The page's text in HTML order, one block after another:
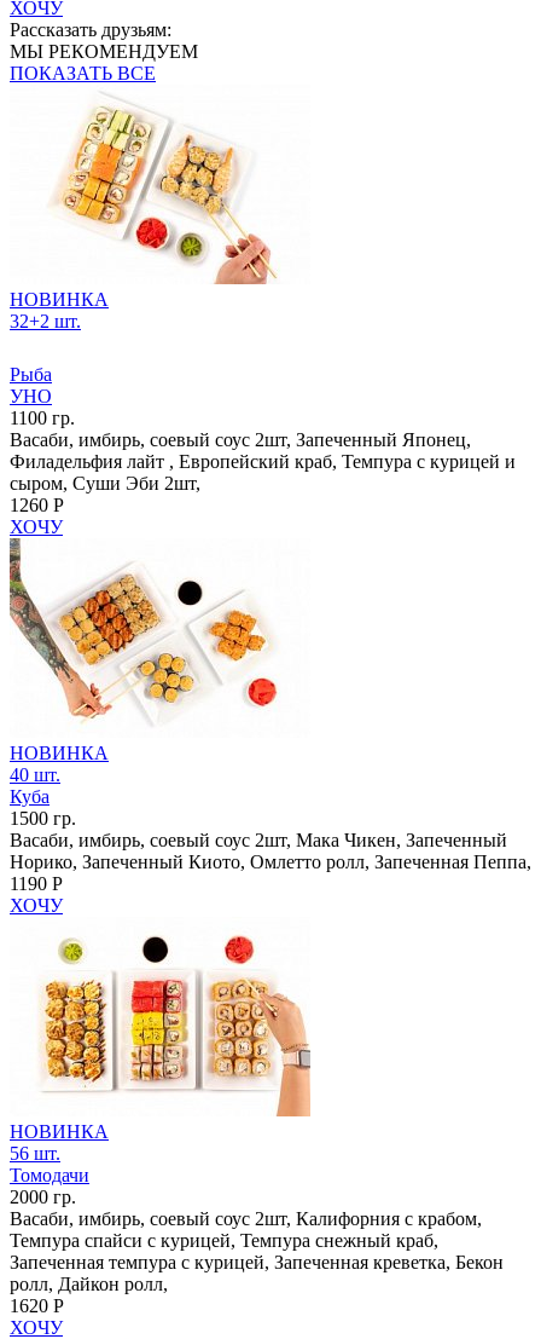
ХОЧУ
Рассказать друзьям:
МЫ РЕКОМЕНДУЕМ
ПОКАЗАТЬ ВСЕ
НОВИНКА
32+2 шт.
Рыба
УНО
1100 гр.
Васаби, имбирь, соевый соус 2шт, Запеченный Японец,
Филадельфия лайт , Европейский краб, Темпура с курицей и
сыром, Суши Эби 2шт,
1260 Р
ХОЧУ
НОВИНКА
40 шт.
Куба
1500 гр.
Васаби, имбирь, соевый соус 2шт, Мака Чикен, Запеченный
Норико, Запеченный Киото, Омлетто ролл, Запеченная Пеппа,
1190 Р
ХОЧУ
НОВИНКА
56 шт.
Томодачи
2000 гр.
Васаби, имбирь, соевый соус 2шт, Калифорния с крабом,
Темпура спайси с курицей, Темпура снежный краб,
Запеченная темпура с курицей, Запеченная креветка, Бекон
ролл, Дайкон ролл,
1620 Р
ХОЧУ